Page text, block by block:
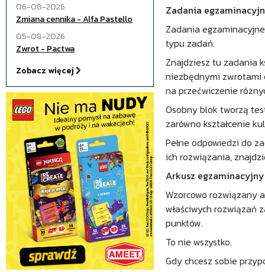
06-08-2026
Zmiana cennika - Alfa Pastello
05-08-2026
Zwrot - Pactwa
Zobacz więcej
Zadania
Zadania
typu zadań.
Znajdziesz tu zadania
niezbędnymi zwrotami
na przećwiczenie
Osobny blok tworzą
zarówno kształcenie
Pełne odpowiedzi do
ich rozwiązania,
Arkusz egzaminacyjny
Wzorcowo rozwiązany
właściwych rozwiązań
punktów.
To nie wszystko.
Gdy chcesz sobie